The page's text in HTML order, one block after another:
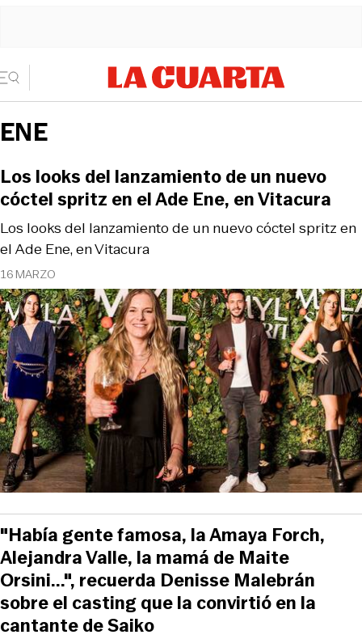
ENE
16 MARZO
Los looks del lanzamiento de un nuevo cóctel spritz en
el Ade Ene, en Vitacura
Los looks del lanzamiento de un nuevo
cóctel spritz en el Ade Ene, en Vitacura
"Había gente famosa, la Amaya Forch,
Alejandra Valle, la mamá de Maite
Orsini...", recuerda Denisse Malebrán
sobre el casting que la convirtió en la
cantante de Saiko